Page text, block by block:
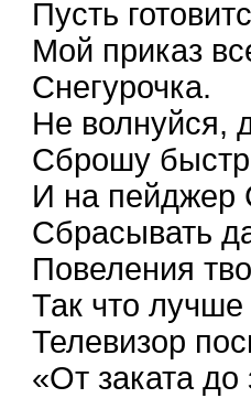
Пусть
Мой приказ
Снегурочка.
Не волнуйся,
Сброшу
И на пейджер
Сбрасывать
Повеления
Так что лучше
Телевизор
«От заката до